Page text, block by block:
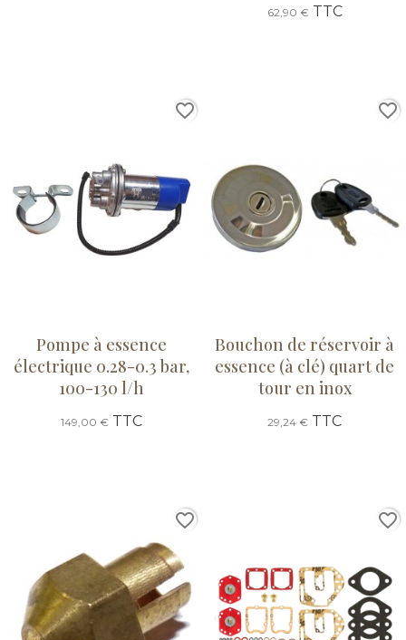
62,90 €TTC
Pompe à essence
électrique 0.28-0.3 bar,
100-130 l/h
149,00 € TTC
favorite_border
Bouchon de réservoir à
essence (à clé) quart de
tour en inox
29,24 € TTC
favorite_border
favorite_border favorite_border